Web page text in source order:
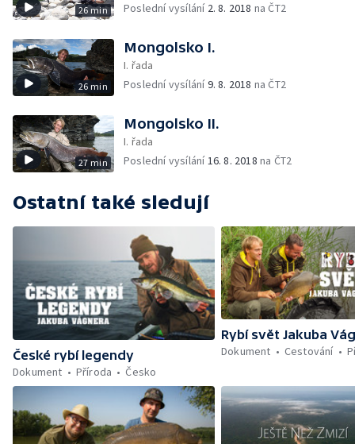
26 min
Poslední vysílání 2. 8. 2018 na ČT2
26 min
Mongolsko I.
I. řada
Poslední vysílání9. 8. 2018 na ČT2
27 min
Mongolsko II.
I. řada
Poslední vysílání16. 8. 2018 na ČT2
Ostatní také sledují
České rybí legendy
Dokument
Příroda Česko
Rybí svět Jakuba
Dokument
Cestování